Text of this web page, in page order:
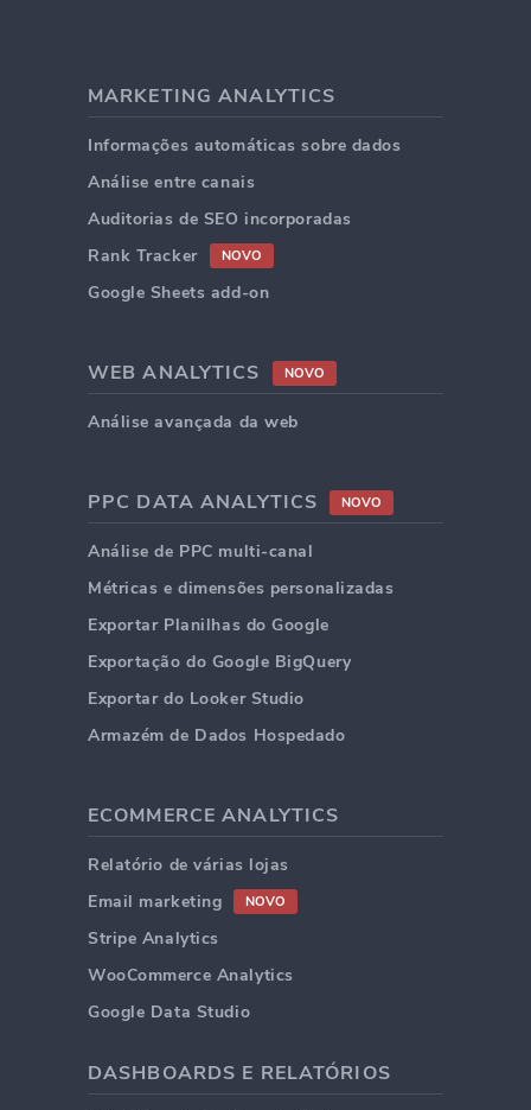
MARKETING ANALYTICS
Informações automáticas sobre dados
Análise entre canais
Auditorias de SEO incorporadas
Rank Tracker
NOVO
Google Sheets add-on
WEB ANALYTICS NOVO
Análise avançada da web
PPC DATA ANALYTICS NOVO
Análise de PPC multi-canal
Métricas e dimensões personalizadas
Exportar Planilhas do Google
Exportação do Google BigQuery
Exportar do Looker Studio
Armazém de Dados Hospedado
ECOMMERCE ANALYTICS
Relatório de várias lojas
Email marketing
NOVO
Stripe Analytics
WooCommerce Analytics
Google Data Studio
DASHBOARDS E RELATÓRIOS